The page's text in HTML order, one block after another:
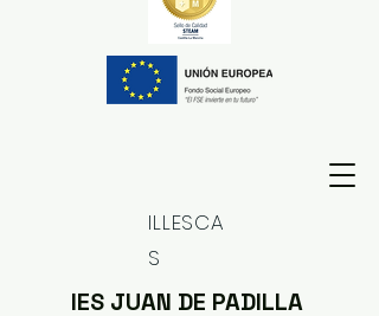
ILLESCA
S
IES JUAN DE PADILLA